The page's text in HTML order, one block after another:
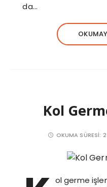
da…
Kol
OKUMA SÜRESI:
ol germe